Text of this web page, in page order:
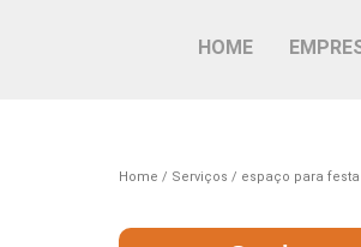
HOME
Home Serviços espaço para festa